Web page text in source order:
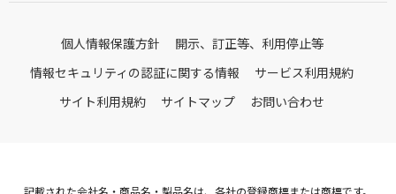
個人情報保護方針
開示、訂正等、利用停止等
情報セキュリティの認証に関する情報
サービス利用規約
サイト利用規約
サイトマップ お問い合わせ